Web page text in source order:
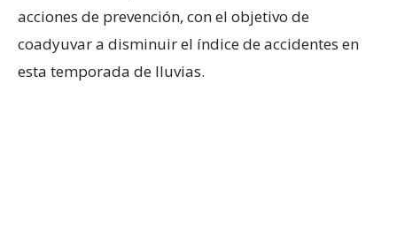
acciones de prevención, con el objetivo de
coadyuvar a disminuir el índice de accidentes en
esta temporada de lluvias.